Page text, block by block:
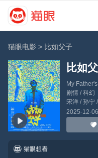
猫眼电影 > 比如父子
比如
My
剧情 / 科幻
宋洋/孙宁/
2025-12-
猫眼想看